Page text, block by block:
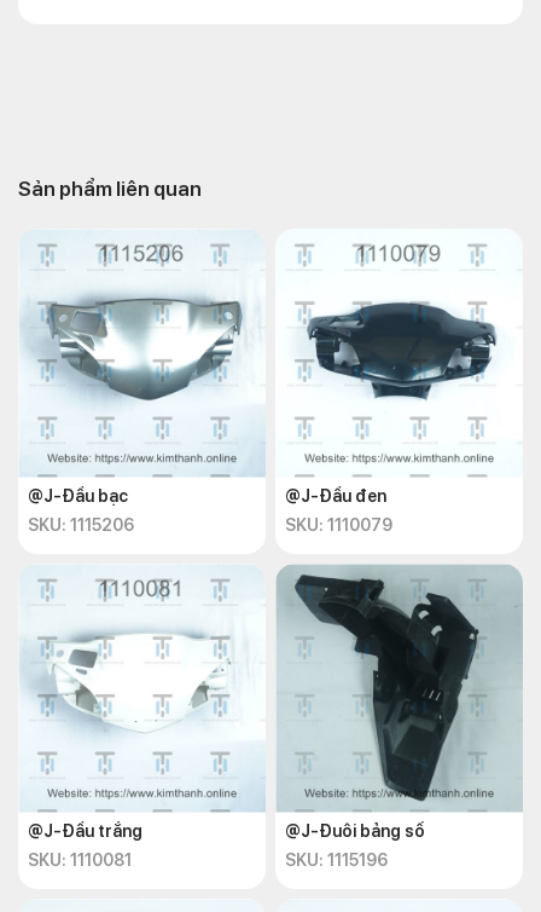
Sản phẩm liên quan
@J-Đầu bạc
SKU: 1115206
@J-Đầu đen
SKU: 1110079
@J-Đầu trắng
SKU: 1110081
@J-Đuôi bảng số
SKU: 1115196